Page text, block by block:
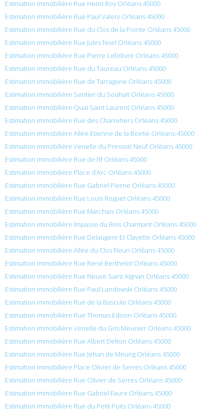
Estimation immobilière Rue Henri Roy Orléans 45000
Estimation immobilière Rue Paul Valery Orléans 45000
Estimation immobilière Rue du Clos de la Pointe Orléans 45000
Estimation immobilière Rue Jules Noel Orléans 45000
Estimation immobilière Rue Pierre Lefebvre Orléans 45000
Estimation immobilière Rue du Taureau Orléans 45000
Estimation immobilière Rue de Tarragone Orléans 45000
Estimation immobilière Sentier du Souhait Orléans 45000
Estimation immobilière Quai Saint Laurent Orléans 45000
Estimation immobilière Rue des Charretiers Orléans 45000
Estimation immobilière Allée Etienne de la Boetie Orléans 45000
Estimation immobilière Venelle du Pressoir Neuf Orléans 45000
Estimation immobilière Rue de l’If Orléans 45000
Estimation immobilière Place d’Arc Orléans 45000
Estimation immobilière Rue Gabriel Pierne Orléans 45000
Estimation immobilière Rue Louis Roguet Orléans 45000
Estimation immobilière Rue Marchais Orléans 45000
Estimation immobilière Impasse du Bois Charmant Orléans 45000
Estimation immobilière Rue Delaugere Et Clayette Orléans 45000
Estimation immobilière Allée du Clos Fleuri Orléans 45000
Estimation immobilière Rue René Berthelot Orléans 45000
Estimation immobilière Rue Neuve Saint Aignan Orléans 45000
Estimation immobilière Rue Paul Landowski Orléans 45000
Estimation immobilière Rue de la Bascule Orléans 45000
Estimation immobilière Rue Thomas Edison Orléans 45000
Estimation immobilière Venelle du Gris Meunier Orléans 45000
Estimation immobilière Rue Albert Delton Orléans 45000
Estimation immobilière Rue Jehan de Meung Orléans 45000
Estimation immobilière Place Olivier de Serres Orléans 45000
Estimation immobilière Rue Olivier de Serres Orléans 45000
Estimation immobilière Rue Gabriel Faure Orléans 45000
Estimation immobilière Rue du Petit Puits Orléans 45000